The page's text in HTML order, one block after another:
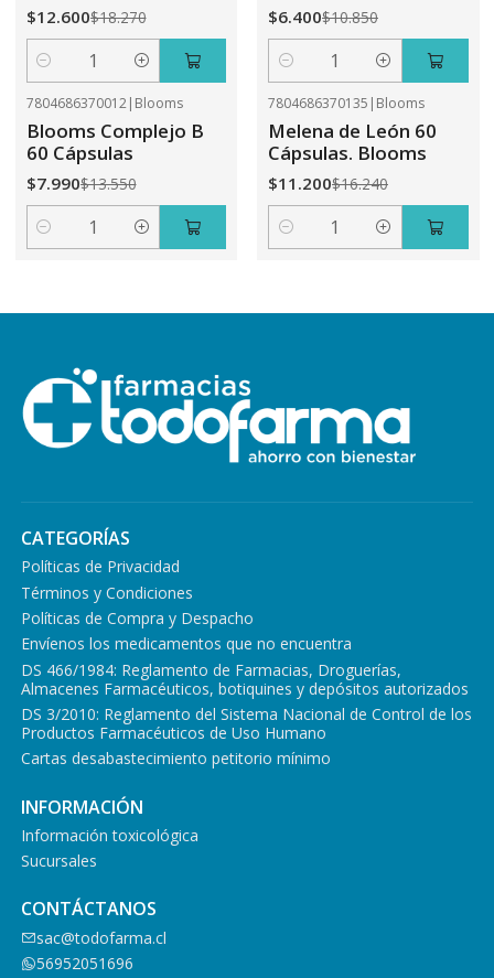
$12.600$18.270
Cantidad
$6.400$10.850
Cantidad
7804686370012| Blooms
Blooms Complejo B
60 Cápsulas
$7.990$13.550
Cantidad
7804686370135 | Blooms
Melena de León 60
Cápsulas. Blooms
$11.200$16.240
Cantidad
CATEGORÍAS
Políticas de Privacidad
Términos y Condiciones
Políticas de Compra y Despacho
Envíenos los medicamentos que no encuentra
DS 466/1984: Reglamento de Farmacias, Droguerías,
Almacenes Farmacéuticos, botiquines y depósitos autorizados
DS 3/2010: Reglamento del Sistema Nacional de Control de los
Productos Farmacéuticos de Uso Humano
Cartas desabastecimiento petitorio mínimo
INFORMACIÓN
Información toxicológica
Sucursales
CONTÁCTANOS
sac@todofarma.cl
56952051696